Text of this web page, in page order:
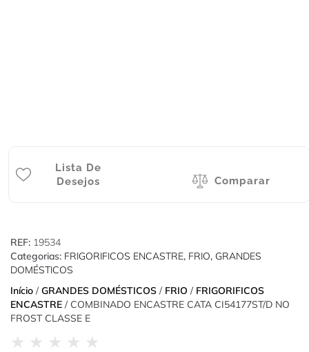
Lista De
Desejos
Comparar
REF: 19534
Categorias: FRIGORIFICOS ENCASTRE, FRIO, GRANDES
DOMÉSTICOS
Início / GRANDES DOMÉSTICOS / FRIO / FRIGORIFICOS
ENCASTRE / COMBINADO ENCASTRE CATA CI54177ST/D NO
FROST CLASSE E
★ ★ ★ ★ ★